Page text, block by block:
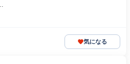
気になる